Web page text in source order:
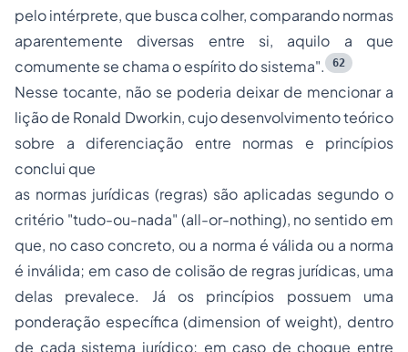
pelo intérprete, que busca colher, comparando normas
aparentemente diversas entre si, aquilo a que
comumente se chama o espírito do sistema". 62
Nesse tocante, não se poderia deixar de mencionar a
lição de Ronald Dworkin, cujo desenvolvimento teórico
sobre a diferenciação entre normas e princípios
conclui que
as normas jurídicas (regras) são aplicadas segundo o
critério "tudo-ou-nada" (all-or-nothing), no sentido em
que, no caso concreto, ou a norma é válida ou a norma
é inválida; em caso de colisão de regras jurídicas, uma
delas prevalece. Já os princípios possuem uma
ponderação específica (dimension of weight), dentro
de cada sistema jurídico; em caso de choque entre